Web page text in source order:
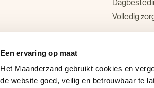
Een ervaring op maat
Het Maanderzand gebruikt cookies en
de website goed, veilig en betrouwbaar te
Volledig